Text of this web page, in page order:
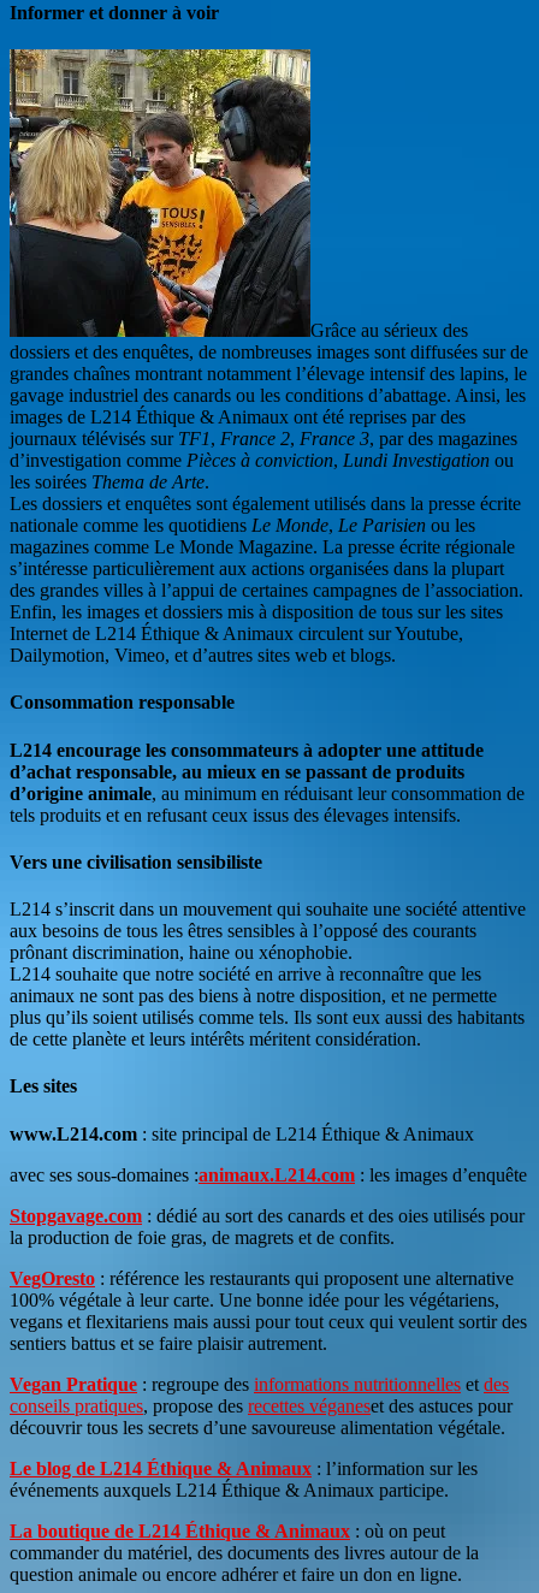
Informer et donner à voir
Grâce au sérieux des
dossiers et des enquêtes, de nombreuses images sont diffusées sur de
grandes chaînes montrant notamment l’élevage intensif des lapins, le
gavage industriel des canards ou les conditions d’abattage. Ainsi, les
images de L214 Éthique & Animaux ont été reprises par des
journaux télévisés sur TF1, France 2, France 3, par des magazines
d’investigation comme Pièces à conviction, Lundi Investigation ou
les soirées Thema de Arte.
Les dossiers et enquêtes sont également utilisés dans la presse écrite
nationale comme les quotidiens Le Monde, Le Parisien ou les
magazines comme Le Monde Magazine. La presse écrite régionale
s’intéresse particulièrement aux actions organisées dans la plupart
des grandes villes à l’appui de certaines campagnes de l’association.
Enfin, les images et dossiers mis à disposition de tous sur les sites
Internet de L214 Éthique & Animaux circulent sur Youtube,
Dailymotion, Vimeo, et d’autres sites web et blogs.
Consommation responsable
L214 encourage les consommateurs à adopter une attitude
d’achat responsable, au mieux en se passant de produits
d’origine animale, au minimum en réduisant leur consommation de
tels produits et en refusant ceux issus des élevages intensifs.
Vers une civilisation sensibiliste
L214 s’inscrit dans un mouvement qui souhaite une société attentive
aux besoins de tous les êtres sensibles à l’opposé des courants
prônant discrimination, haine ou xénophobie.
L214 souhaite que notre société en arrive à reconnaître que les
animaux ne sont pas des biens à notre disposition, et ne permette
plus qu’ils soient utilisés comme tels. Ils sont eux aussi des habitants
de cette planète et leurs intérêts méritent considération.
Les sites
www.L214.com : site principal de L214 Éthique & Animaux
avec ses sous-domaines :animaux.L214.com : les images d’enquête
Stopgavage.com : dédié au sort des canards et des oies utilisés pour
la production de foie gras, de magrets et de confits.
VegOresto : référence les restaurants qui proposent une alternative
100% végétale à leur carte. Une bonne idée pour les végétariens,
vegans et flexitariens mais aussi pour tout ceux qui veulent sortir des
sentiers battus et se faire plaisir autrement.
Vegan Pratique : regroupe des informations nutritionnelles et des
conseils pratiques, propose des recettes véganeset des astuces pour
découvrir tous les secrets d’une savoureuse alimentation végétale.
Le blog de L214 Éthique & Animaux : l’information sur les
événements auxquels L214 Éthique & Animaux participe.
La boutique de L214 Éthique & Animaux : où on peut
commander du matériel, des documents des livres autour de la
question animale ou encore adhérer et faire un don en ligne.